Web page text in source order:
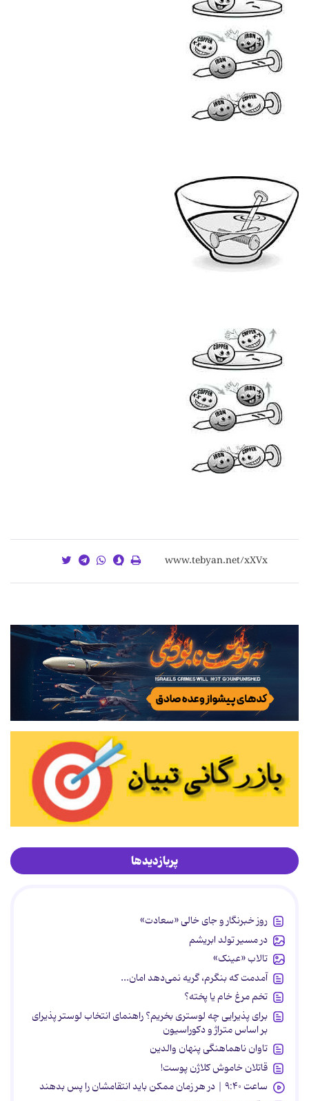
پربازدیدها
روز خبرنگار و جای خالی «سعادت»
در مسیر تولد ابریشم
تالاب «عینک»
آمدمت که بنگرم، گریه نمی‌دهد امان...
تخم مرغ خام یا پخته؟
برای پذیرایی چه لوستری بخریم؟ راهنمای انتخاب لوستر پذیرای
بر اساس متراژ و دکوراسیون
تاوان ناهماهنگی پنهان والدین
قاتلان خاموش کلاژن پوست!
ساعت ۹:۴۰ | در هر زمان ممکن باید انتقامشان را پس بدهند